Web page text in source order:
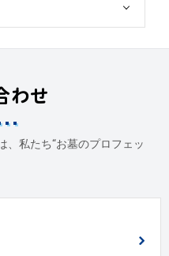
わせ
、私たち“お墓のプロフェッ